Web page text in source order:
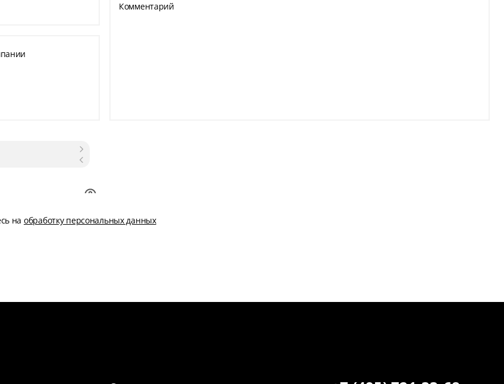
Комментарий
на обработку персональных данных